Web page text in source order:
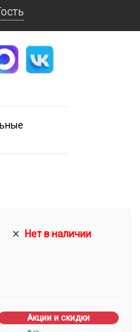
Нет в наличии
Акции и скидки